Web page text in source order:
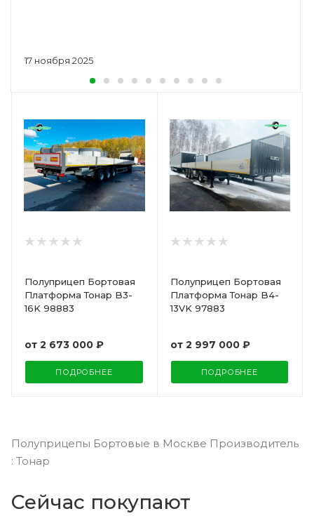
17 ноября 2025
Полуприцеп Бортовая
Платформа Тонар B3-
16K 98883
от 2 673 000 ₽
ПОДРОБНЕЕ
Полуприцеп Бортовая
Платформа Тонар B4-
13VK 97883
от 2 997 000 ₽
ПОДРОБНЕЕ
Полуприцепы Бортовые в Москве Производитель
: Тонар
Сейчас покупают